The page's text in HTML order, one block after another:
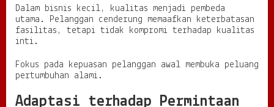
Dalam bisnis kecil, kualitas menjadi pembeda
utama. Pelanggan cenderung memaafkan keterbatasan
fasilitas, tetapi tidak kompromi terhadap kualitas
inti.
Fokus pada kepuasan pelanggan awal membuka peluang
pertumbuhan alami.
Adaptasi terhadap Permintaan